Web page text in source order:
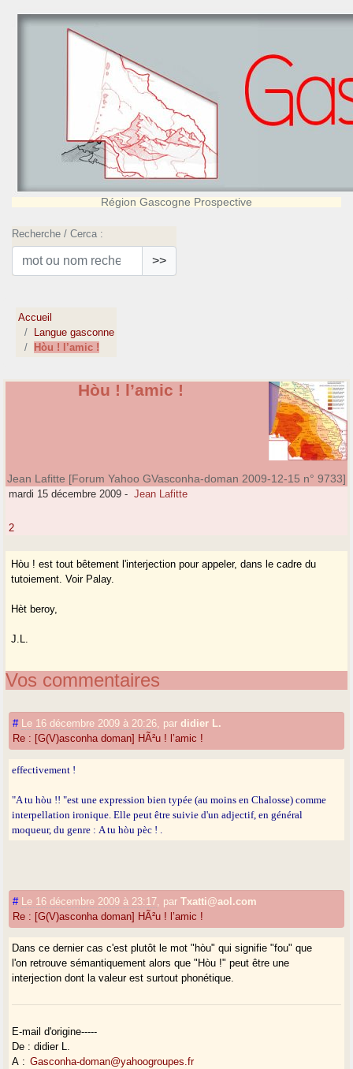
Région Gascogne Prospective
Recherche / Cerca :
>>
Accueil
Langue gasconne
Hòu ! l’amic !
Hòu ! l’amic !
Jean Lafitte [Forum Yahoo GVasconha-doman 2009-12-15 n° 9733]
mardi 15 décembre 2009 - Jean Lafitte
2
Hòu ! est tout bêtement l'interjection pour appeler, dans le cadre du
tutoiement. Voir Palay.
Hèt beroy,
J.L.
Vos commentaires
# Le 16 décembre 2009 à 20:26 pardidier L.
Re : [G(V)asconha doman] HÃ²u ! l’amic !
effectivement !
"A tu hòu !! "est une expression bien typée (au moins en Chalosse) comme
interpellation ironique. Elle peut être suivie d'un adjectif, en général
moqueur, du genre : A tu hòu pèc ! .
# Le 16 décembre 2009 à 23:17 parTxatti@aol.com
Re : [G(V)asconha doman] HÃ²u ! l’amic !
Dans ce dernier cas c'est plutôt le mot "hòu" qui signifie "fou" que
l'on retrouve sémantiquement alors que "Hòu !" peut être une
interjection dont la valeur est surtout phonétique.
E-mail d'origine-----
De : didier L.
A : Gasconha-doman@yahoogroupes.fr